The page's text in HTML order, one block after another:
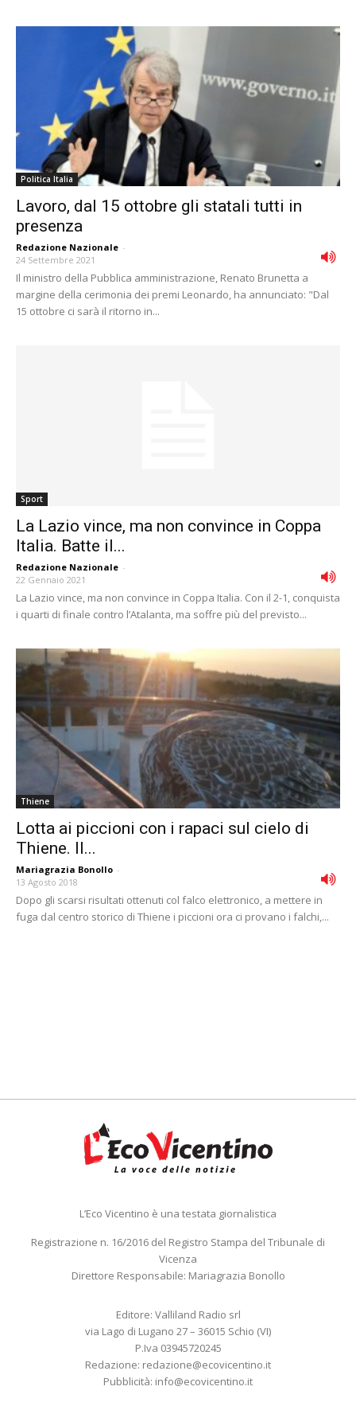
Politica Italia
Lavoro, dal 15 ottobre gli statali tutti in
presenza
Redazione Nazionale -
24 Settembre 2021
Il ministro della Pubblica amministrazione, Renato Brunetta a
margine della cerimonia dei premi Leonardo, ha annunciato: "Dal
15 ottobre ci sarà il ritorno in...
Sport
La Lazio vince, ma non convince in Coppa
Italia. Batte il...
Redazione Nazionale -
22 Gennaio 2021
La Lazio vince, ma non convince in Coppa Italia. Con il 2-1, conquista
i quarti di finale contro l’Atalanta, ma soffre più del previsto...
Thiene
Lotta ai piccioni con i rapaci sul cielo di
Thiene. Il...
Mariagrazia Bonollo -
13 Agosto 2018
Dopo gli scarsi risultati ottenuti col falco elettronico, a mettere in
fuga dal centro storico di Thiene i piccioni ora ci provano i falchi,...
L’Eco Vicentino è una testata giornalistica
Registrazione n. 16/2016 del Registro Stampa del Tribunale di
Vicenza
Direttore Responsabile: Mariagrazia Bonollo
Editore: Valliland Radio srl
via Lago di Lugano 27 – 36015 Schio (VI)
P.Iva 03945720245
Redazione: redazione@ecovicentino.it
Pubblicità: info@ecovicentino.it